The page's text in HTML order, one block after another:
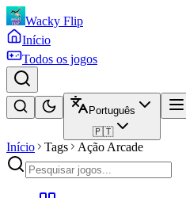
Wacky Flip
Início
Todos os jogos
Português
🇵🇹
Início Tags Ação Arcade